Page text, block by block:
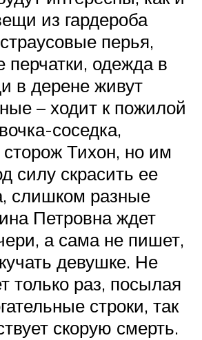
из гардероба
перья,
одежда в
в дерене живут
– ходит к пожилой
соседка,
Тихон, но им
силу скрасить ее
слишком разные
Петровна ждет
а сама не пишет,
девушке. Не
только раз, посылая
строки, так
скорую смерть.